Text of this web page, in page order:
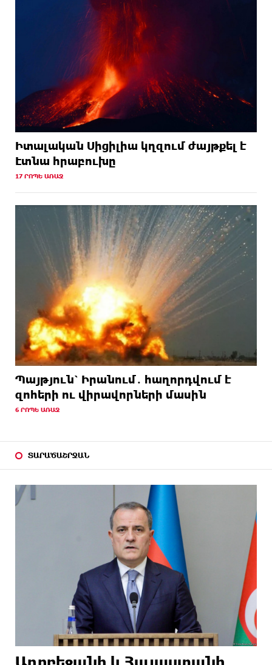
Իտալական Սիցիլիա կղզում ժայթքել է
Էտնա հրաբուխը
17 ՐՈՊԵ ԱՌԱՋ
Պայթյուն՝ Իրանում․ հաղորդվում է
զոհերի ու վիրավորների մասին
6 ՐՈՊԵ ԱՌԱՋ
ՏԱՐԱԾԱՇՐՋԱՆ